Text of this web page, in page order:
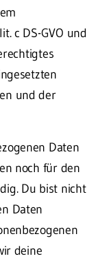
c DS-GVO und
und der
Daten
noch für den
Du bist nicht
Daten
deine